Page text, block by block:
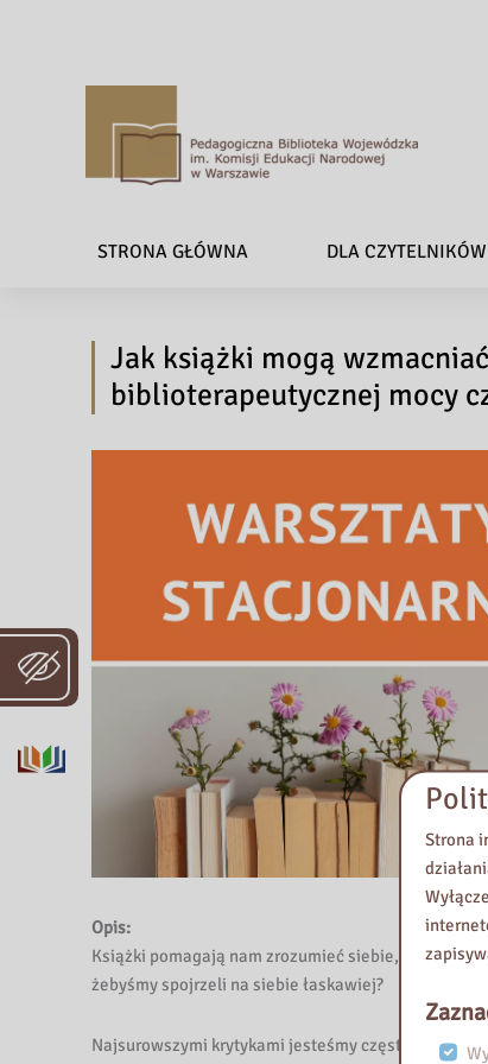
a
g
i
c
z
n
B
i
l
i
o
t
e
k
a
W
o
j
e
w
ó
z
k
STRONA GŁÓWNA DLA CZYTELNIKÓW
Jak książki mogą
biblioterapeutycznej mocy
Opis:
Książki pomagają nam zrozumieć siebie, odkryć
żebyśmy spojrzeli na siebie łaskawiej?
Najsurowszymi krytykami jesteśmy często dla
Strona